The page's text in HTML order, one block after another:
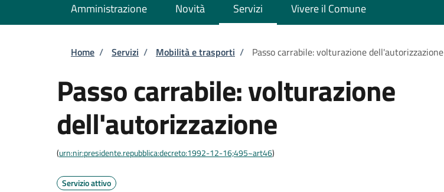
Amministrazione Novità Servizi Vivere il Comune
Briciole di pane
Home / Servizi / Mobilità e trasporti / Passo carrabile: volturazione dell'autorizzazione
Passo carrabile: volturazione
dell'autorizzazione
(urn:nir:presidente.repubblica:decreto:1992-12-16;495~art46)
Servizio attivo